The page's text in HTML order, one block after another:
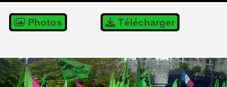
Photos Télécharger